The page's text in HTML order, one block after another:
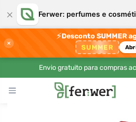
× Ferwer: perfumes e
×
⚡Desconto SUMMER
SUMMER
Envio gratuito para compras